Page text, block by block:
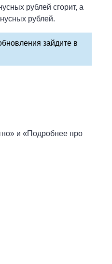
рублей сгорит, а
рублей.
зайдите в
и «Подробнее про